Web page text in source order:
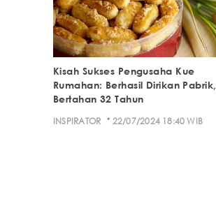
Kisah Sukses Pengusaha Kue
Rumahan: Berhasil Dirikan Pabrik,
Bertahan 32 Tahun
INSPIRATOR · 22/07/2024 18:40 WIB